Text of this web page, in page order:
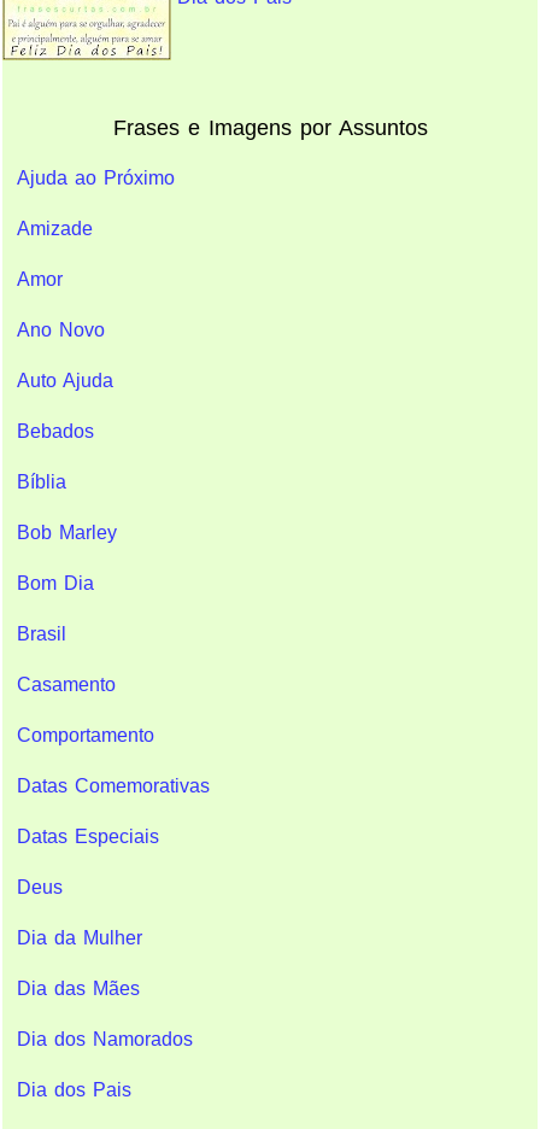
Frases e Imagens por Assuntos
Ajuda ao Próximo
Amizade
Amor
Ano Novo
Auto Ajuda
Bebados
Bíblia
Bob Marley
Bom Dia
Brasil
Casamento
Comportamento
Datas Comemorativas
Datas Especiais
Deus
Dia da Mulher
Dia das Mães
Dia dos Namorados
Dia dos Pais